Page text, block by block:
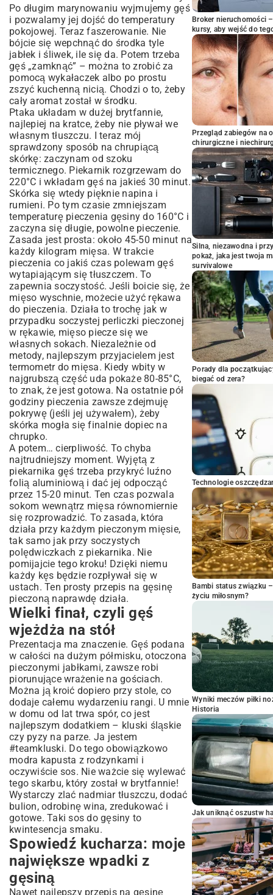
Po długim marynowaniu wyjmujemy gęś
i pozwalamy jej dojść do temperatury
pokojowej. Teraz faszerowanie. Nie
bójcie się wepchnąć do środka tyle
jabłek i śliwek, ile się da. Potem trzeba
gęś „zamknąć” – można to zrobić za
pomocą wykałaczek albo po prostu
zszyć kuchenną nicią. Chodzi o to, żeby
cały aromat został w środku.
Ptaka układam w dużej brytfannie,
najlepiej na kratce, żeby nie pływał we
własnym tłuszczu. I teraz mój
sprawdzony sposób na chrupiącą
skórkę: zaczynam od szoku
termicznego. Piekarnik rozgrzewam do
220°C i wkładam gęś na jakieś 30 minut.
Skórka się wtedy pięknie napina i
rumieni. Po tym czasie zmniejszam
temperaturę pieczenia gęsiny do 160°C i
zaczyna się długie, powolne pieczenie.
Zasada jest prosta: około 45-50 minut na
każdy kilogram mięsa. W trakcie
pieczenia co jakiś czas polewam gęś
wytapiającym się tłuszczem. To
zapewnia soczystość. Jeśli boicie się, że
mięso wyschnie, możecie użyć rękawa
do pieczenia. Działa to trochę jak w
przypadku soczystej perliczki pieczonej
w rękawie, mięso piecze się we
własnych sokach. Niezależnie od
metody, najlepszym przyjacielem jest
termometr do mięsa. Kiedy wbity w
najgrubszą część uda pokaże 80-85°C,
to znak, że jest gotowa. Na ostatnie pół
godziny pieczenia zawsze zdejmuję
pokrywę (jeśli jej używałem), żeby
skórka mogła się finalnie dopiec na
chrupko.
A potem… cierpliwość. To chyba
najtrudniejszy moment. Wyjętą z
piekarnika gęś trzeba przykryć luźno
folią aluminiową i dać jej odpocząć
przez 15-20 minut. Ten czas pozwala
sokom wewnątrz mięsa równomiernie
się rozprowadzić. To zasada, która
działa przy każdym pieczonym mięsie,
tak samo jak przy soczystych
polędwiczkach z piekarnika. Nie
pomijajcie tego kroku! Dzięki niemu
każdy kęs będzie rozpływał się w
ustach. Ten prosty przepis na gęsinę
pieczoną naprawdę działa.
Wielki finał, czyli gęś
wjeżdża na stół
Prezentacja ma znaczenie. Gęś podana
w całości na dużym półmisku, otoczona
pieczonymi jabłkami, zawsze robi
piorunujące wrażenie na gościach.
Można ją kroić dopiero przy stole, co
dodaje całemu wydarzeniu rangi. U mnie
w domu od lat trwa spór, co jest
najlepszym dodatkiem – kluski śląskie
czy pyzy na parze. Ja jestem
#teamkluski. Do tego obowiązkowo
modra kapusta z rodzynkami i
oczywiście sos. Nie ważcie się wylewać
tego skarbu, który został w brytfannie!
Wystarczy zlać nadmiar tłuszczu, dodać
bulion, odrobinę wina, zredukować i
gotowe. Taki sos do gęsiny to
kwintesencja smaku.
Spowiedź kucharza: moje
największe wpadki z
gęsiną
Nawet najlepszy przepis na gęsinę
Broker nieruchomości
kursy, aby wejść do
Przegląd zabiegów na
chirurgiczne i
Silna, niezawodna i
pokaż, jaka jest twoja
survivalowe
Porady dla
biegać od zera?
Technologie
Bambi status związku
życiu miłosnym?
Wyniki meczów piłki
Historia
Jak uniknąć oszustw